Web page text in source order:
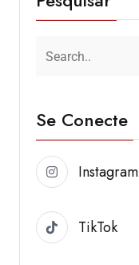
Se Conecte
Instagram
TikTok